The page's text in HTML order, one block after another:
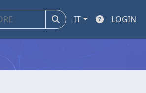
IT LOGIN